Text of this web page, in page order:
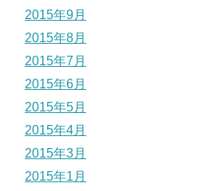
2015年9月
2015年8月
2015年7月
2015年6月
2015年5月
2015年4月
2015年3月
2015年1月